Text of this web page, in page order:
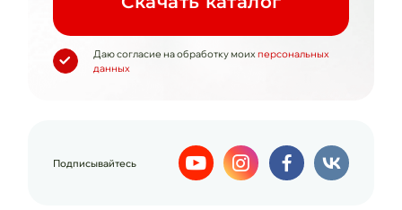
Даю согласие на обработку моих персональных
данных
Подписывайтесь